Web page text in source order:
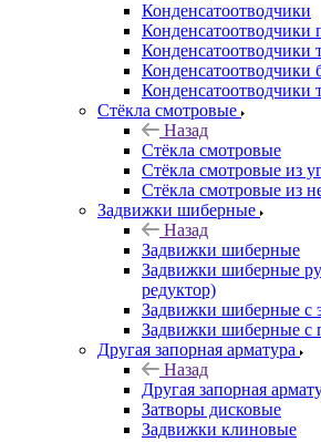
Конденсатоотводчики
Конденсатоотводчики
Конденсатоотводчики
Конденсатоотводчики
Конденсатоотводчики
Стёкла смотровые
Назад
Стёкла смотровые
Стёкла смотровые из
Стёкла смотровые из
Задвижки шиберные
Назад
Задвижки шиберные
Задвижки шиберные
редуктор)
Задвижки шиберные с
Задвижки шиберные с
Другая запорная арматура
Назад
Другая запорная
Затворы дисковые
Задвижки клиновые